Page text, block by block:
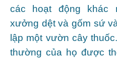
các hoạt động khác
xưởng dệt và gốm sứ
lập một vườn cây
thường của họ được